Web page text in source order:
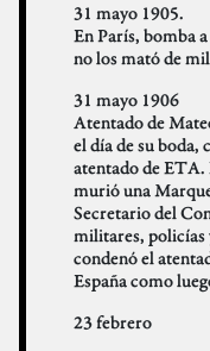
31 mayo 1905.
En París, bomba
no los mató de
31 mayo 1906
Atentado de
el día de su boda,
atentado de ETA.
murió una
Secretario del
militares, policías
condenó el
España como
23 febrero